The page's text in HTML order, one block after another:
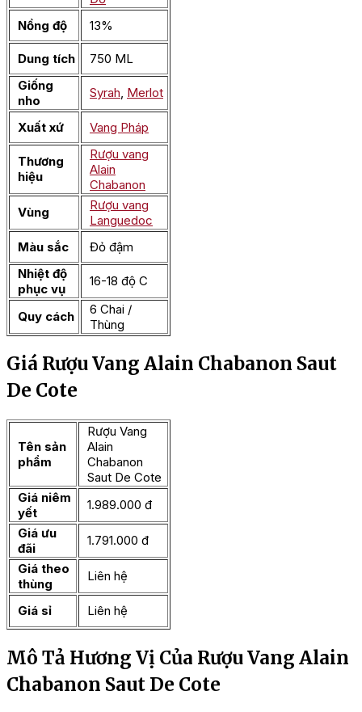
Nồng độ
13%
Dung tích
750 ML
Giống
nho
Syrah Merlot
Xuất xứ Vang Pháp
Thương
hiệu
Rượu vang
Alain
Chabanon
Vùng
Rượu vang
Languedoc
Màu sắc
Đỏ đậm
Nhiệt độ
phục vụ
16-18 độ C
Quy cách
6 Chai /
Thùng
Giá Rượu Vang Alain Chabanon Saut
De Cote
Tên sản
phẩm
Rượu Vang
Alain
Chabanon
Saut De Cote
Giá niêm
yết
1.989.000 đ
Giá ưu
đãi
1.791.000 đ
Giá theo
thùng
Liên hệ
Giá sỉ Liên hệ
Mô Tả Hương Vị Của Rượu Vang Alain
Chabanon Saut De Cote